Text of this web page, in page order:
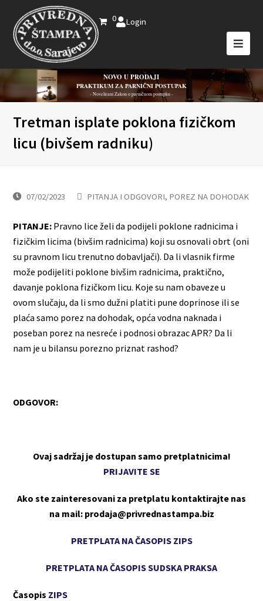
0 Login
NOVO U PRODAJI
PRAKTIKUM ZA PARNIČNI POSTUPAK
- Novelirani Zakon o parničnom postupku -
Tretman isplate poklona fizičkom
licu (bivšem radniku)
07/02/2023 PITANJA I ODGOVORI, POREZ NA DOHODAK
PITANJE: Pravno lice želi da podijeli poklone radnicima i
fizičkim licima (bivšim radnicima) koji su osnovali obrt (oni
su pravnom licu trenutno dobavljači). Da li vlasnik firme
može podijeliti poklone bivšim radnicima, praktično,
davanje poklona fizičkom licu. Koje su nam obaveze u
ovom slučaju, da li smo dužni platiti pune doprinose ili se
plaća samo porez na dohodak, opća vodna naknada i
poseban porez na nesreće i podnosi obrazac APR? Da li
nam je u bilansu porezno priznat rashod?
ODGOVOR:
Ovaj sadržaj je dostupan samo pretplatnicima!
PRIJAVITE SE
Ako ste zainteresovani za pretplatu kontaktirajte nas
na mail: prodaja@privrednastampa.biz
PRETPLATA NA ČASOPIS ZIPS
PRETPLATA NA ČASOPIS SUDSKA PRAKSA
Časopis ZIPS